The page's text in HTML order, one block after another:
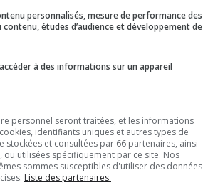
de personnes handicapées de
demandes.
de maintien à domicile adéquats.
régionale prévue à Longueuil le 14
personnalisés, mesure de performance des
études d’audience et développement de
à des informations sur un appareil
personnel seront traitées, et les informations
identifiants uniques et autres types de
stockées et consultées par 66 partenaires, ainsi
ou utilisées spécifiquement par ce site. Nos
sommes susceptibles d'utiliser des données
Liste des partenaires.